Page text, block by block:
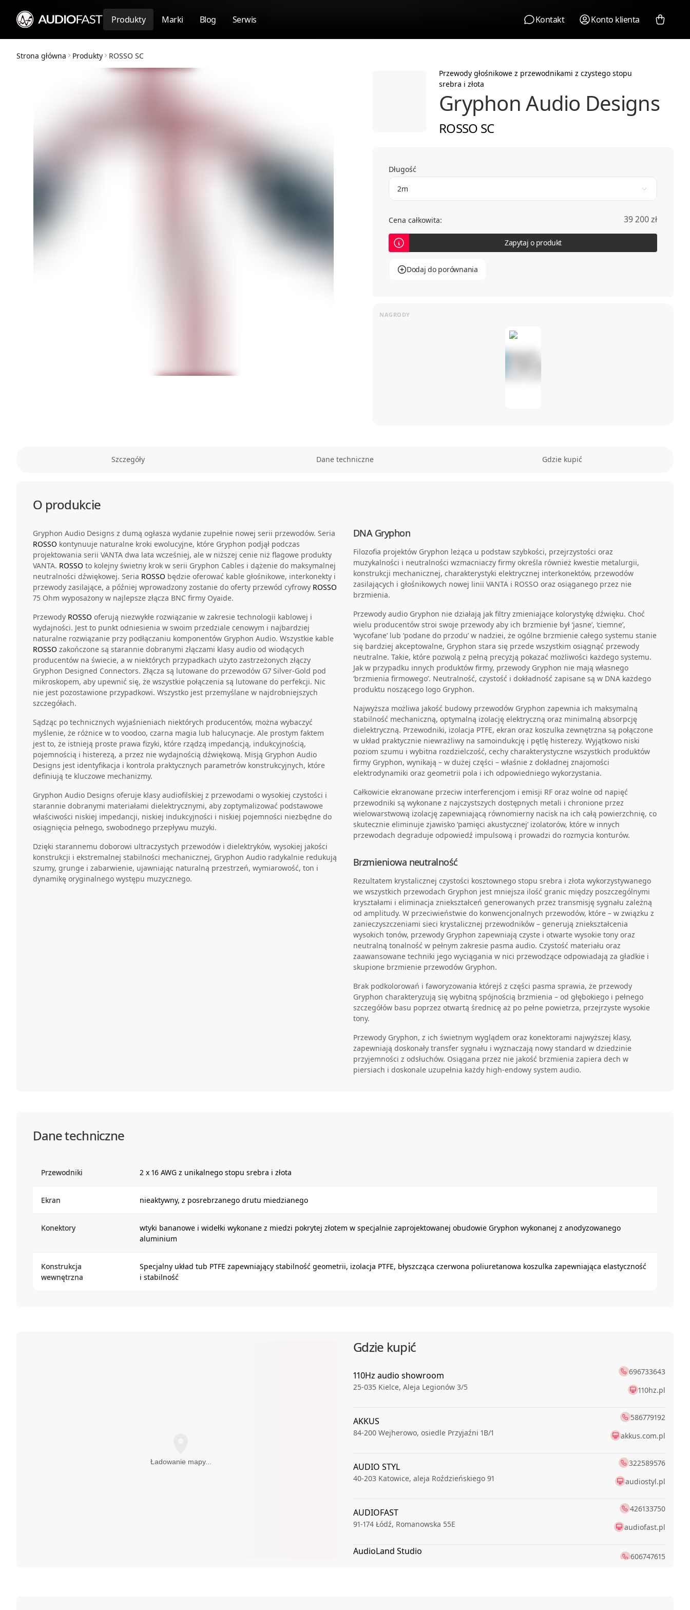
Produkty Marki Blog Serwis Kontakt Konto klienta
Strona główna Produkty
ROSSO SC
Przewody głośnikowe z przewodnikami z czystego stopu
srebra i złota
Gryphon Audio Designs
ROSSO SC
Długość
2m
Cena całkowita: 39 200 zł
Zapytaj o produkt
Dodaj do porównania
Szczegóły Dane techniczne Gdzie kupić
O produkcie
Gryphon Audio Designs z dumą ogłasza wydanie zupełnie nowej serii przewodów. Seria
ROSSO kontynuuje naturalne kroki ewolucyjne, które Gryphon podjął podczas
projektowania serii VANTA dwa lata wcześniej, ale w niższej cenie niż flagowe produkty
VANTA. ROSSO to kolejny świetny krok w serii Gryphon Cables i dążenie do maksymalnej
neutralności dźwiękowej. Seria ROSSO będzie oferować kable głośnikowe, interkonekty i
przewody zasilające, a później wprowadzony zostanie do oferty przewód cyfrowy ROSSO
75 Ohm wyposażony w najlepsze złącza BNC firmy Oyaide.
Przewody ROSSO oferują niezwykłe rozwiązanie w zakresie technologii kablowej i
wydajności. Jest to punkt odniesienia w swoim przedziale cenowym i najbardziej
naturalne rozwiązanie przy podłączaniu komponentów Gryphon Audio. Wszystkie kable
ROSSO zakończone są starannie dobranymi złączami klasy audio od wiodących
producentów na świecie, a w niektórych przypadkach użyto zastrzeżonych złączy
Gryphon Designed Connectors. Złącza są lutowane do przewodów G7 Silver-Gold pod
mikroskopem, aby upewnić się, że wszystkie połączenia są lutowane do perfekcji. Nic
nie jest pozostawione przypadkowi. Wszystko jest przemyślane w najdrobniejszych
szczegółach.
Sądząc po technicznych wyjaśnieniach niektórych producentów, można wybaczyć
myślenie, że różnice w to voodoo, czarna magia lub halucynacje. Ale prostym faktem
jest to, że istnieją proste prawa fizyki, które rządzą impedancją, indukcyjnością,
pojemnością i histerezą, a przez nie wydajnością dźwiękową. Misją Gryphon Audio
Designs jest identyfikacja i kontrola praktycznych parametrów konstrukcyjnych, które
definiują te kluczowe mechanizmy.
Gryphon Audio Designs oferuje klasy audiofilskiej z przewodami o wysokiej czystości i
starannie dobranymi materiałami dielektrycznymi, aby zoptymalizować podstawowe
właściwości niskiej impedancji, niskiej indukcyjności i niskiej pojemności niezbędne do
osiągnięcia pełnego, swobodnego przepływu muzyki.
Dzięki starannemu doborowi ultraczystych przewodów i dielektryków, wysokiej jakości
konstrukcji i ekstremalnej stabilności mechanicznej, Gryphon Audio radykalnie redukują
szumy, grunge i zabarwienie, ujawniając naturalną przestrzeń, wymiarowość, ton i
dynamikę oryginalnego występu muzycznego.
DNA Gryphon
Filozofia projektów Gryphon leżąca u podstaw szybkości, przejrzystości oraz
muzykalności i neutralności wzmacniaczy firmy określa również kwestie metalurgii,
konstrukcji mechanicznej, charakterystyki elektrycznej interkonektów, przewodów
zasilających i głośnikowych nowej linii VANTA i ROSSO oraz osiąganego przez nie
brzmienia.
Przewody audio Gryphon nie działają jak filtry zmieniające kolorystykę dźwięku. Choć
wielu producentów stroi swoje przewody aby ich brzmienie był ‘jasne’, ‘ciemne’,
‘wycofane’ lub ‘podane do przodu’ w nadziei, że ogólne brzmienie całego systemu stanie
się bardziej akceptowalne, Gryphon stara się przede wszystkim osiągnąć przewody
neutralne. Takie, które pozwolą z pełną precyzją pokazać możliwości każdego systemu.
Jak w przypadku innych produktów firmy, przewody Gryphon nie mają własnego
‘brzmienia firmowego’. Neutralność, czystość i dokładność zapisane są w DNA każdego
produktu noszącego logo Gryphon.
Najwyższa możliwa jakość budowy przewodów Gryphon zapewnia ich maksymalną
stabilność mechaniczną, optymalną izolację elektryczną oraz minimalną absorpcję
dielektryczną. Przewodniki, izolacja PTFE, ekran oraz koszulka zewnętrzna są połączone
w układ praktycznie niewrażliwy na samoindukcję i pętlę histerezy. Wyjątkowo niski
poziom szumu i wybitna rozdzielczość, cechy charakterystyczne wszystkich produktów
firmy Gryphon, wynikają – w dużej części – właśnie z dokładnej znajomości
elektrodynamiki oraz geometrii pola i ich odpowiedniego wykorzystania.
Całkowicie ekranowane przeciw interferencjom i emisji RF oraz wolne od napięć
przewodniki są wykonane z najczystszych dostępnych metali i chronione przez
wielowarstwową izolację zapewniającą równomierny nacisk na ich całą powierzchnię, co
skutecznie eliminuje zjawisko ‘pamięci akustycznej’ izolatorów, które w innych
przewodach degraduje odpowiedź impulsową i prowadzi do rozmycia konturów.
Brzmieniowa neutralność
Rezultatem krystalicznej czystości kosztownego stopu srebra i złota wykorzystywanego
we wszystkich przewodach Gryphon jest mniejsza ilość granic między poszczególnymi
kryształami i eliminacja zniekształceń generowanych przez transmisję sygnału zależną
od amplitudy. W przeciwieństwie do konwencjonalnych przewodów, które – w związku z
zanieczyszczeniami sieci krystalicznej przewodników – generują zniekształcenia
wysokich tonów, przewody Gryphon zapewniają czyste i otwarte wysokie tony oraz
neutralną tonalność w pełnym zakresie pasma audio. Czystość materiału oraz
zaawansowane techniki jego wyciągania w nici przewodzące odpowiadają za gładkie i
skupione brzmienie przewodów Gryphon.
Brak podkolorowań i faworyzowania którejś z części pasma sprawia, że przewody
Gryphon charakteryzują się wybitną spójnością brzmienia – od głębokiego i pełnego
szczegółów basu poprzez otwartą średnicę aż po pełne powietrza, przejrzyste wysokie
tony.
Przewody Gryphon, z ich świetnym wyglądem oraz konektorami najwyższej klasy,
zapewniają doskonały transfer sygnału i wyznaczają nowy standard w dziedzinie
przyjemności z odsłuchów. Osiągana przez nie jakość brzmienia zapiera dech w
piersiach i doskonale uzupełnia każdy high-endowy system audio.
Dane techniczne
Przewodniki 2 x 16 AWG z unikalnego stopu srebra i złota
Ekran nieaktywny, z posrebrzanego drutu miedzianego
Konektory
wtyki bananowe i widełki wykonane z miedzi pokrytej złotem w specjalnie zaprojektowanej obudowie Gryphon wykonanej z anodyzowanego
aluminium
Konstrukcja
wewnętrzna
Specjalny układ tub PTFE zapewniający stabilność geometrii, izolacja PTFE, błyszcząca czerwona poliuretanowa koszulka zapewniająca elastyczność
i stabilność
Ładowanie mapy...
Gdzie kupić
110Hz audio showroom
25-035 Kielce, Aleja Legionów 3/5
696733643
110hz.pl
AKKUS
84-200 Wejherowo, osiedle Przyjaźni 1B/1
586779192
akkus.com.pl
AUDIO STYL
40-203 Katowice, aleja Roździeńskiego 91
322589576
audiostyl.pl
AUDIOFAST
91-174 Łódź, Romanowska 55E
426133750
audiofast.pl
AudioLand Studio 606747615